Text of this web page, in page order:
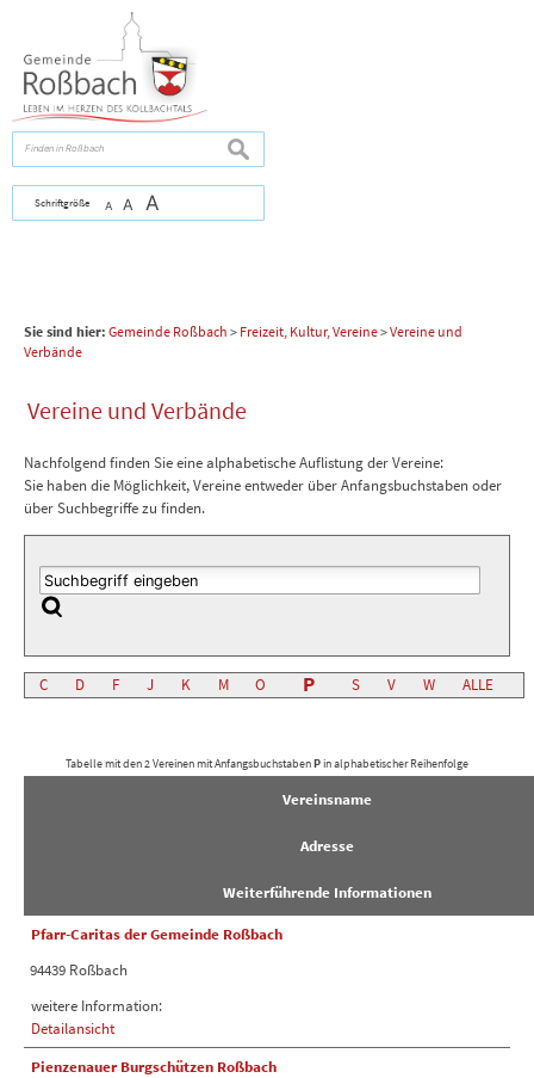
zur Navigation
Schriftgröße A A A
suchen
Sie sind hier: Gemeinde Roßbach > Freizeit, Kultur, Vereine>Vereine und
Verbände
Vereine und Verbände
Nachfolgend finden Sie eine alphabetische Auflistung der Vereine:
Sie haben die Möglichkeit, Vereine entweder über Anfangsbuchstaben oder
über Suchbegriffe zu finden.
C D F J K M O P S V W ALLE
Tabelle mit den 2 Vereinen mit AnfangsbuchstabenPin alphabetischer Reihenfolge
Vereinsname
Adresse
Weiterführende Informationen
Pfarr-Caritas der Gemeinde Roßbach
94439 Roßbach
weitere Information:
Detailansicht
Pienzenauer Burgschützen Roßbach